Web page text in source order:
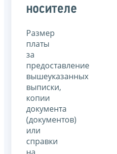
носителе
Размер
платы
за
предоставление
вышеуказанных
выписки,
копии
документа
(документов)
или
справки